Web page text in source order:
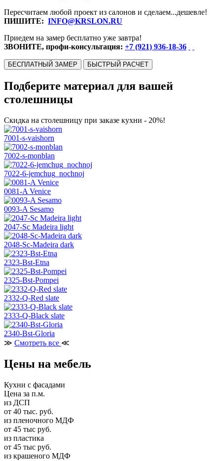
Пересчитаем любой проект из салонов и сделаем...дешевле!
ПИШИТЕ: INFO@KRSLON.RU
Приедем на замер бесплатно уже завтра!
ЗВОНИТЕ, профи-консультация: +7 (921) 936-18-36
БЕСПЛАТНЫЙ ЗАМЕР БЫСТРЫЙ РАСЧЕТ
Подберите материал для вашей
столешницы
Скидка на столешницу при заказе кухни - 20%!
7001-s-vaishorn
7002-s-monblan
7022-6-jemchug_nochnoj
0081-A Venice
0093-A Sesamo
2047-Sc Madeira light
2048-Sc-Madeira dark
2323-Bst-Etna
2325-Bst-Pompei
2332-Q-Red slate
2333-Q-Black slate
2340-Bst-Gloria
≫ Смотреть все ≪
Цены на мебель
Кухни с фасадами
Цена за п.м.
из ДСП
от 40 тыс. руб.
из пленочного МДФ
от 45 тыс руб.
из пластика
от 45 тыс руб.
из крашеного МДФ